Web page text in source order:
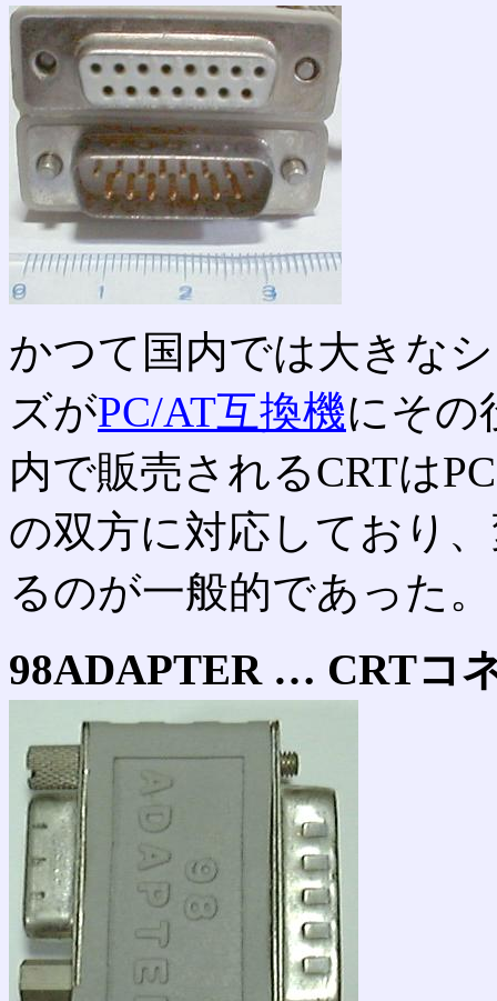
かつて国内では大きな
ズがPC/AT互換機にその
内で販売されるCRTは
の双方に対応しており
るのが一般的であった。
98ADAPTER … CRTコ